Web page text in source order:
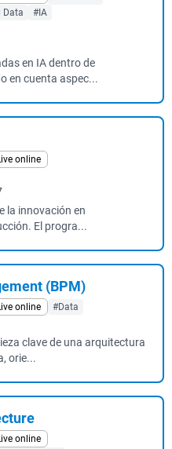
Data
#IA
en IA dentro de
en cuenta aspec...
online
la innovación en
El progra...
(BPM)
online #Data
clave de una arquitectura
orie...
online